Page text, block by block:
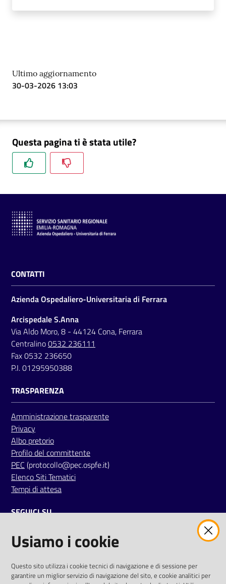
Ultimo aggiornamento
30-03-2026 13:03
Questa pagina ti è stata utile?
CONTATTI
Azienda Ospedaliero-Universitaria di Ferrara
Arcispedale S.Anna
Via Aldo Moro, 8 - 44124 Cona, Ferrara
Centralino0532 236111
Fax 0532 236650
P.I. 01295950388
TRASPARENZA
Amministrazione trasparente
Privacy
Albo pretorio
Profilo del committente
PEC (protocollo@pec.ospfe.it)
Elenco Siti Tematici
Tempi di attesa
SEGUICI SU
twitterfacebookyoutube
AREA DIPENDENTI
Usiamo i cookie
Questo sito utilizza i cookie tecnici di navigazione e di sessione per
garantire un miglior servizio di navigazione del sito, e cookie analitici per